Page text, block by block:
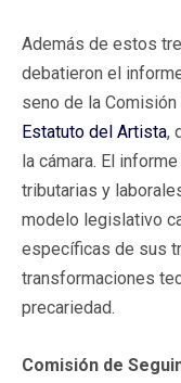
Además de estos
debatieron el
seno de la Comisión
Estatuto del Artista,
la cámara. El
tributarias y
modelo legislativo
específicas de sus
transformaciones
precariedad.
Comisión de